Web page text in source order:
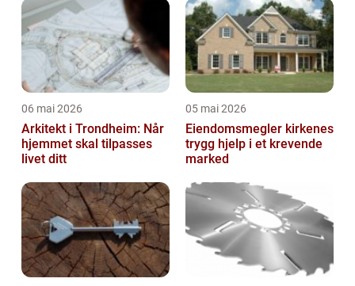
06 mai 2026
Arkitekt i Trondheim: Når
hjemmet skal tilpasses
livet ditt
05 mai 2026
Eiendomsmegler kirkenes
trygg hjelp i et krevende
marked